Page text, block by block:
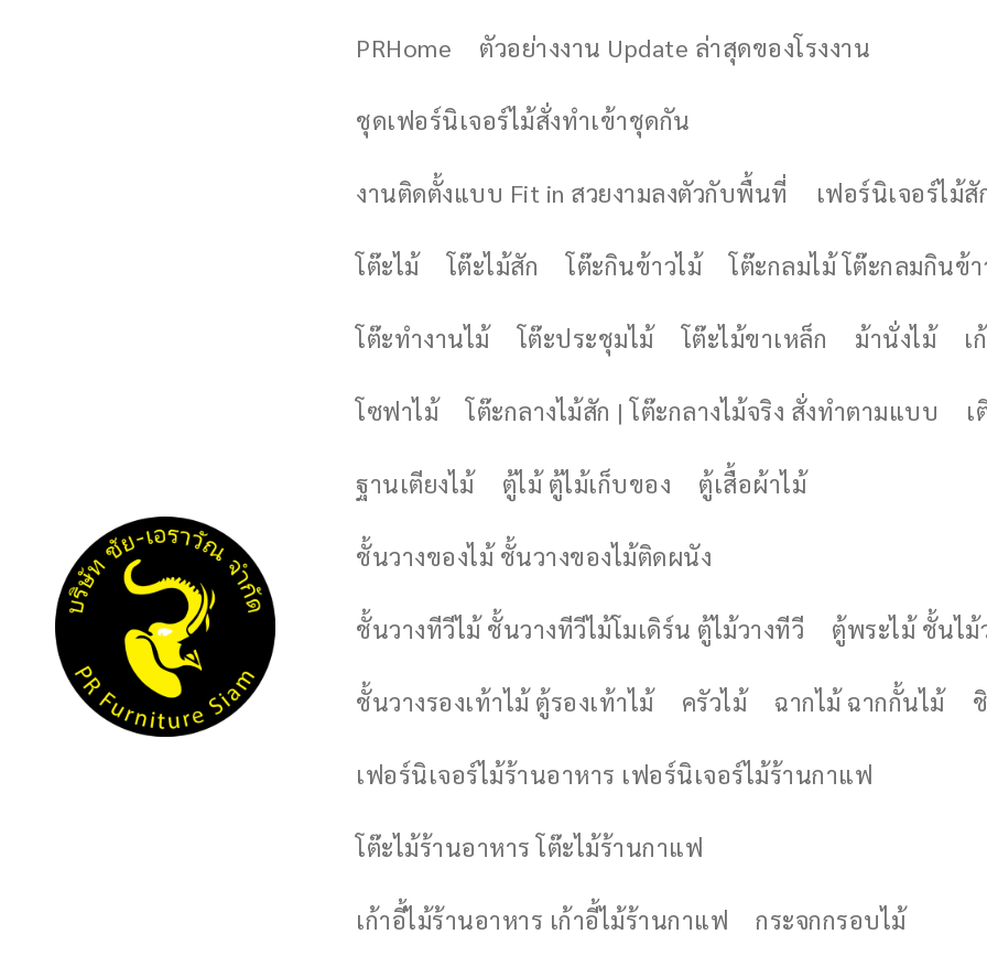
PRHome ตัวอย่างงาน Update ล่าสุดของโรงงาน
ชุดเฟอร์นิเจอร์ไม้สั่งทำเข้าชุดกัน
งานติดตั้งแบบ Fit in สวยงามลงตัวกับพื้นที่ เฟอร์นิเจอร์ไม้สั
โต๊ะไม้ โต๊ะไม้สัก โต๊ะกินข้าวไม้ โต๊ะกลมไม้ โต๊ะกลมกินข้า
โต๊ะทำงานไม้ โต๊ะประชุมไม้ โต๊ะไม้ขาเหล็ก ม้านั่งไม้ เ
โซฟาไม้ โต๊ะกลางไม้สัก | โต๊ะกลางไม้จริง สั่งทำตามแบบ เ
ฐานเตียงไม้ ตู้ไม้ ตู้ไม้เก็บของ ตู้เสื้อผ้าไม้
ชั้นวางของไม้ ชั้นวางของไม้ติดผนัง
ชั้นวางทีวีไม้ ชั้นวางทีวีไม้โมเดิร์น ตู้ไม้วางทีวี ตู้พระไม้ ชั้นไม้
ชั้นวางรองเท้าไม้ ตู้รองเท้าไม้ ครัวไม้ ฉากไม้ ฉากกั้นไม้
เฟอร์นิเจอร์ไม้ร้านอาหาร เฟอร์นิเจอร์ไม้ร้านกาแฟ
โต๊ะไม้ร้านอาหาร โต๊ะไม้ร้านกาแฟ
เก้าอี้ไม้ร้านอาหาร เก้าอี้ไม้ร้านกาแฟ กระจกกรอบไม้